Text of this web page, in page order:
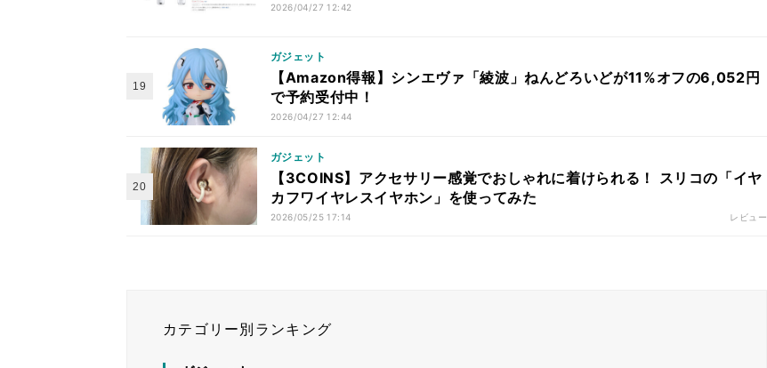
2026/04/27 12:42
ガジェット
【Amazon得報】シンエヴァ「綾波」ねんどろいどが11%オフの6,052円
で予約受付中！
2026/04/27 12:44
ガジェット
【3COINS】アクセサリー感覚でおしゃれに着けられる！ スリコの「イヤ
カフワイヤレスイヤホン」を使ってみた
2026/05/25 17:14 レビュー
カテゴリー別ランキング